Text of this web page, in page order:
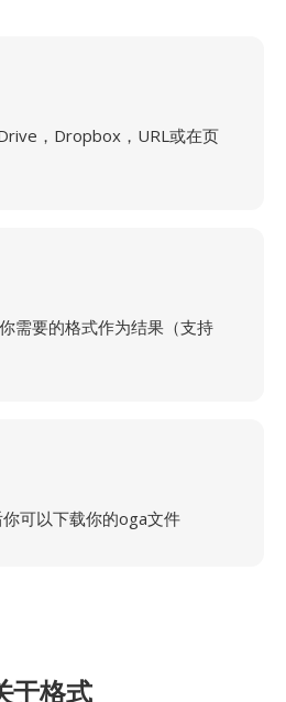
，Dropbox，URL或在页
需要的格式作为结果（支持
可以下载你的oga文件
于格式